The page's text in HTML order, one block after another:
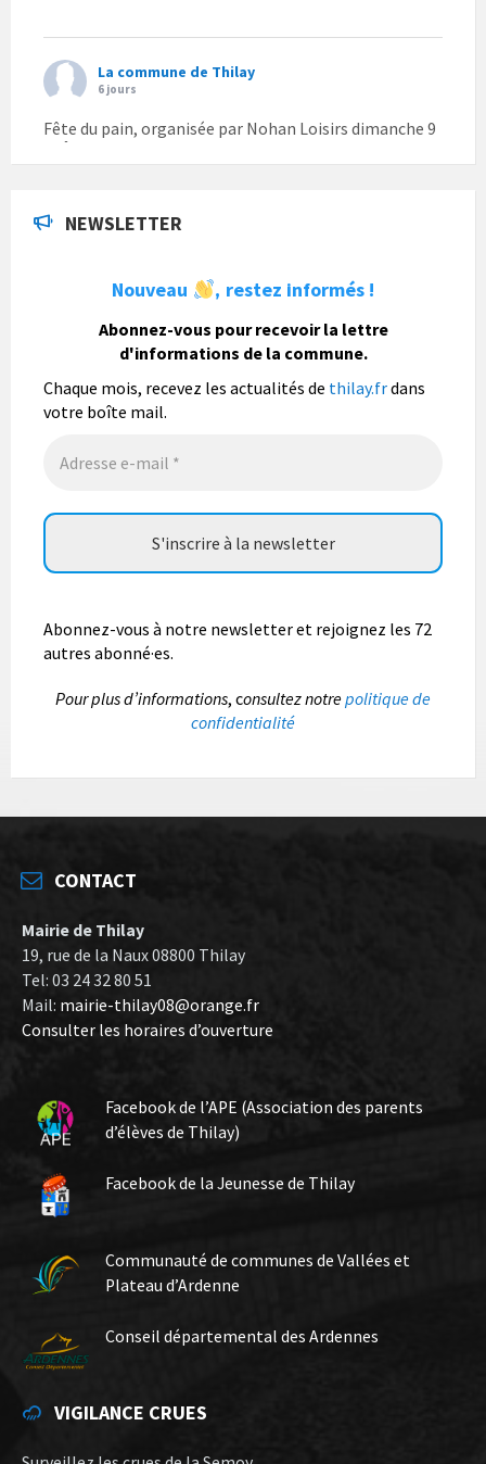
La commune de Thilay
6 jours
Fête du pain, organisée par Nohan Loisirs dimanche 9
août.
population mais également les visiteurs à son
bulletin municipal annuel en organisant un concours
photo gratuit OUVERT À TOUS.
Vous pouvez envoyer vos photo...Lire la suite
NEWSLETTER
Nouveau , restez informés !
Abonnez-vous pour recevoir la lettre
d'informations de la commune.
Chaque mois, recevez les actualités de thilay.frdans
votre boîte mail.
Abonnez-vous à notre newsletter et rejoignez les 72
autres abonné·es.
Pour plus d’informations, consultez notrepolitique de
confidentialité
CONTACT
Mairie de Thilay
19, rue de la Naux 08800 Thilay
Tel: 03 24 32 80 51
Mail: mairie-thilay08@orange.fr
Consulter les horaires d’ouverture
Facebook de l’APE (Association des parents
d’élèves de Thilay)
Facebook de la Jeunesse de Thilay
Communauté de communes de Vallées et
Plateau d’Ardenne
Conseil départemental des Ardennes
VIGILANCE CRUES